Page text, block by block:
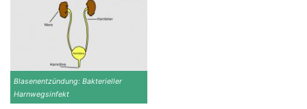
Rubriken
Blasenentzündung: Bakterieller
Harnwegsinfekt